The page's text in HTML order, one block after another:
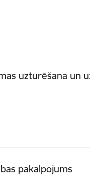
uzturēšana un
pakalpojums